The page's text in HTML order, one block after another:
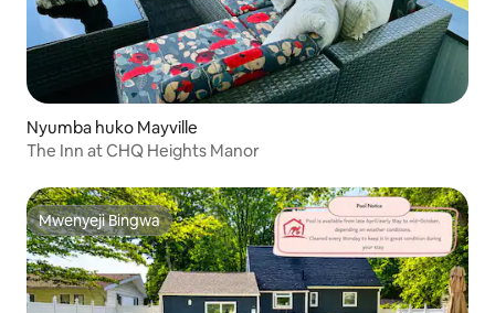
Nyumba huko Mayville
The Inn at CHQ Heights Manor
Mwenyeji Bingwa
Mwenyeji Bingwa